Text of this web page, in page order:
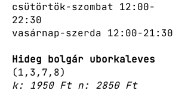
csütörtök-szombat 12:00-
22:30
vasárnap-szerda 12:00-21:30
Hideg bolgár uborkaleves
(1,3,7,8)
k: 1950 Ft n: 2850 Ft